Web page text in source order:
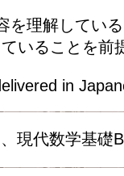
を理解してい
いることを前
in
現代数学基礎